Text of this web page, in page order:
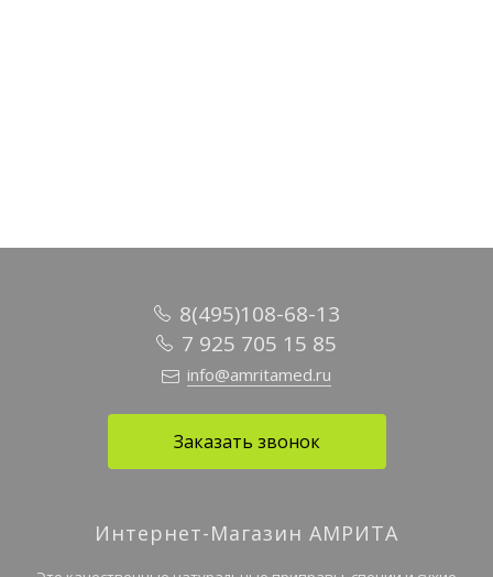
8(495)108-68-13
7 925 705 15 85
info@amritamed.ru
Заказать звонок
Интернет-Магазин АМРИТА